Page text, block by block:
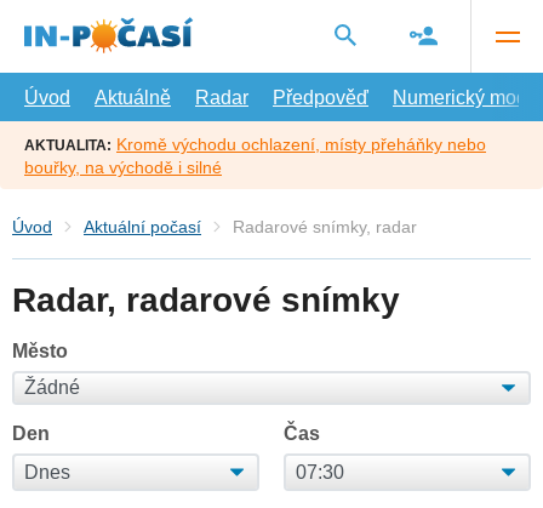
hlavní
Úvod
Aktuálně Radar Předpověď Numerický model
AKTUALITA: Kromě východu ochlazení, místy přeháňky nebo
bouřky, na východě i silné
Úvod Aktuální počasí Radarové snímky, radar
Radar, radarové snímky
Město
Den Čas